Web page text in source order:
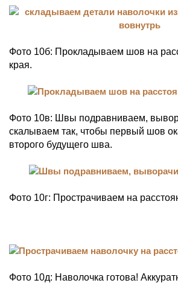
Фото 10б: Прокладываем шов на
края.
Фото 10в: Швы подравниваем,
скалываем так, чтобы первый шов
второго будущего шва.
Фото 10г: Прострачиваем на
Фото 10д: Наволочка готова!